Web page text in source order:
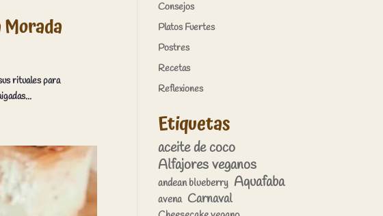
Morada
rituales para
Consejos
Platos Fuertes
Postres
Recetas
Reflexiones
Etiquetas
aceite de coco
Alfajores veganos
andean blueberry Aquafaba
avena Carnaval